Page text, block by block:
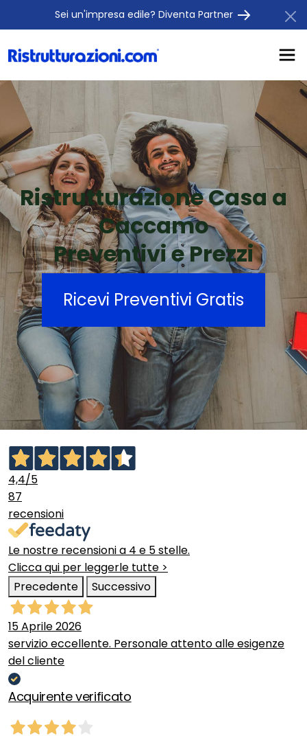
Sei un'impresa edile? Diventa Partner
Ristrutturazione Casa a
Caccamo
Preventivi e Prezzi
Ricevi Preventivi Gratis
4,4/5
87
recensioni
Le nostre recensioni a 4 e 5 stelle.
Clicca qui per leggerle tutte >
Precedente
Successivo
15 Aprile 2026
servizio eccellente. Personale attento alle esigenze
del cliente
Acquirente verificato